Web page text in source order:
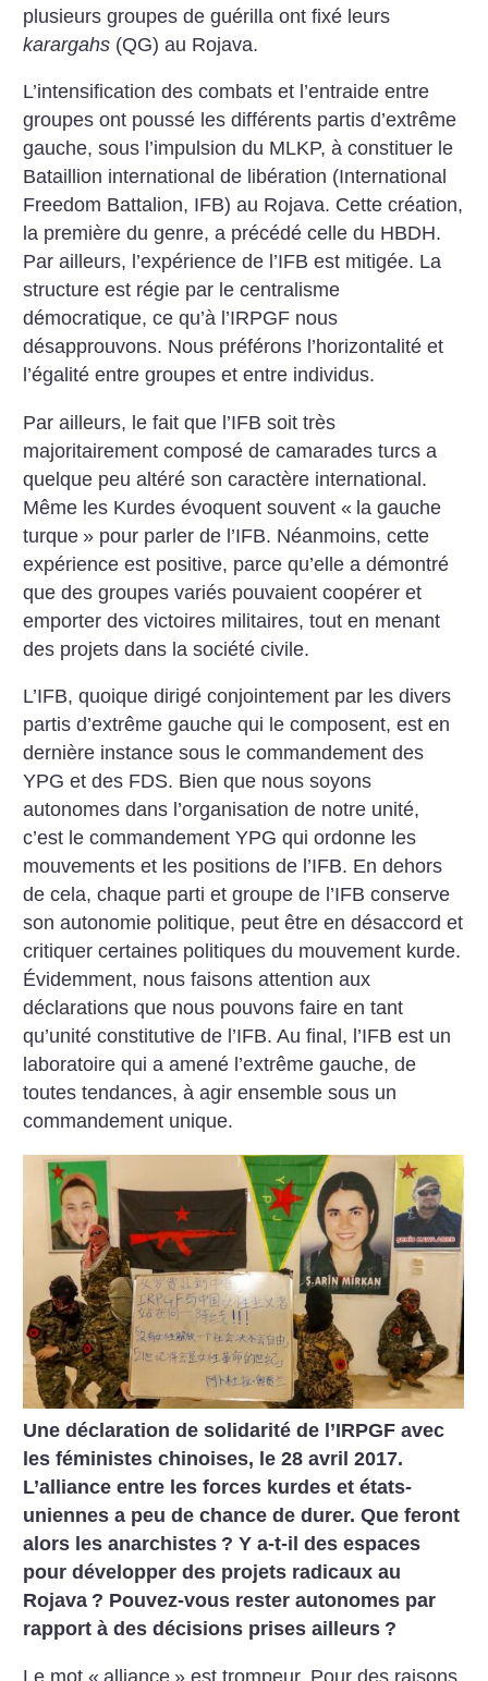
plusieurs groupes de guérilla ont fixé leurs
karargahs (QG) au Rojava.
L’intensification des combats et l’entraide entre
groupes ont poussé les différents partis d’extrême
gauche, sous l’impulsion du MLKP, à constituer le
Bataillion international de libération (International
Freedom Battalion, IFB) au Rojava. Cette création,
la première du genre, a précédé celle du HBDH.
Par ailleurs, l’expérience de l’IFB est mitigée. La
structure est régie par le centralisme
démocratique, ce qu’à l’IRPGF nous
désapprouvons. Nous préférons l’horizontalité et
l’égalité entre groupes et entre individus.
Par ailleurs, le fait que l’IFB soit très
majoritairement composé de camarades turcs a
quelque peu altéré son caractère international.
Même les Kurdes évoquent souvent « la gauche
turque » pour parler de l’IFB. Néanmoins, cette
expérience est positive, parce qu’elle a démontré
que des groupes variés pouvaient coopérer et
emporter des victoires militaires, tout en menant
des projets dans la société civile.
L’IFB, quoique dirigé conjointement par les divers
partis d’extrême gauche qui le composent, est en
dernière instance sous le commandement des
YPG et des FDS. Bien que nous soyons
autonomes dans l’organisation de notre unité,
c’est le commandement YPG qui ordonne les
mouvements et les positions de l’IFB. En dehors
de cela, chaque parti et groupe de l’IFB conserve
son autonomie politique, peut être en désaccord et
critiquer certaines politiques du mouvement kurde.
Évidemment, nous faisons attention aux
déclarations que nous pouvons faire en tant
qu’unité constitutive de l’IFB. Au final, l’IFB est un
laboratoire qui a amené l’extrême gauche, de
toutes tendances, à agir ensemble sous un
commandement unique.
Une déclaration de solidarité de l’IRPGF avec
les féministes chinoises, le 28 avril 2017.
L’alliance entre les forces kurdes et états-
uniennes a peu de chance de durer. Que feront
alors les anarchistes ? Y a-t-il des espaces
pour développer des projets radicaux au
Rojava ? Pouvez-vous rester autonomes par
rapport à des décisions prises ailleurs ?
Le mot « alliance » est trompeur. Pour des raisons